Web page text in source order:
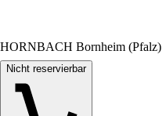
HORNBACH Bornheim (Pfalz)
Nicht reservierbar